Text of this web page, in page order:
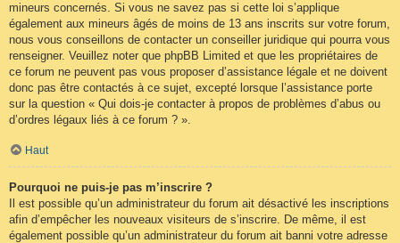
mineurs concernés. Si vous ne savez pas si cette loi s’applique
également aux mineurs âgés de moins de 13 ans inscrits sur votre forum,
nous vous conseillons de contacter un conseiller juridique qui pourra vous
renseigner. Veuillez noter que phpBB Limited et que les propriétaires de
ce forum ne peuvent pas vous proposer d’assistance légale et ne doivent
donc pas être contactés à ce sujet, excepté lorsque l’assistance porte
sur la question « Qui dois-je contacter à propos de problèmes d’abus ou
d’ordres légaux liés à ce forum ? ».
Haut
Pourquoi ne puis-je pas m’inscrire ?
Il est possible qu’un administrateur du forum ait désactivé les inscriptions
afin d’empêcher les nouveaux visiteurs de s’inscrire. De même, il est
également possible qu’un administrateur du forum ait banni votre adresse